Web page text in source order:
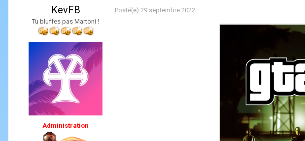
KevFB
Tu bluffes pas Martoni !
Administration
Posté(e) 29 septembre 2022